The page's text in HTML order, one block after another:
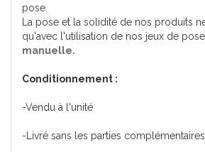
pose.
La pose et la solidité de nos produits
qu'avec l'utilisation de nos jeux de
manuelle.
Conditionnement :
-Vendu à l'unité
-Livré sans les parties complémentaires